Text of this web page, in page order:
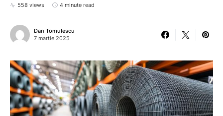
558 views 4 minute read
Dan Tomulescu
7 martie 2025